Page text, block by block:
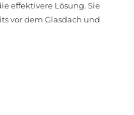
effektivere Lösung. Sie
vor dem Glasdach und